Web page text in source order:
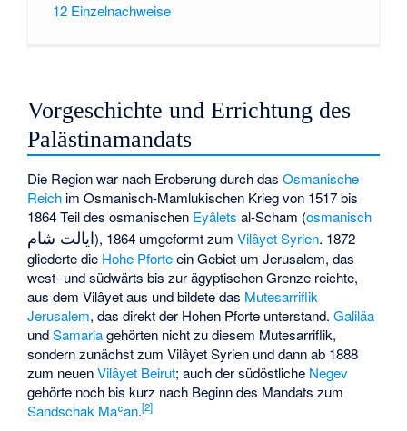
12 Einzelnachweise
Vorgeschichte und Errichtung des
Palästinamandats
Die Region war nach Eroberung durch dasOsmanische
Reich imOsmanisch-Mamlukischen Kriegvon 1517 bis
1864 Teil des osmanischen Eyâlets al-Scham (osmanisch
ایالت شام), 1864 umgeformt zumVilâyet Syrien. 1872
gliederte die Hohe Pforteein Gebiet um Jerusalem, das
west- und südwärts bis zur ägyptischen Grenze reichte,
aus dem Vilâyet aus und bildete das Mutesarriflik
Jerusalem, das direkt der Hohen Pforte unterstand.Galiläa
undSamariagehörten nicht zu diesem Mutesarriflik,
sondern zunächst zum Vilâyet Syrien und dann ab 1888
zum neuenVilâyet Beirut; auch der südöstliche Negev
gehörte noch bis kurz nach Beginn des Mandats zum
Sandschak Maʿan.[2]